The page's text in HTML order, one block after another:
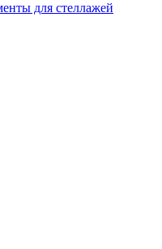
для стеллажей